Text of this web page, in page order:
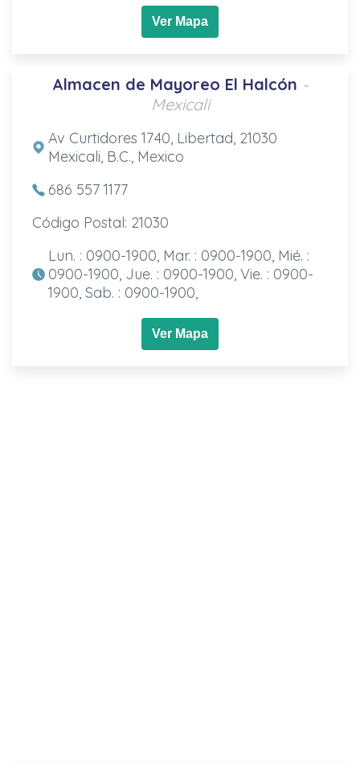
Ver Mapa
Almacen de Mayoreo El Halcón -
Mexicali
Av Curtidores 1740, Libertad, 21030
Mexicali, B.C., Mexico
686 557 1177
Código Postal: 21030
Lun. : 0900-1900, Mar. : 0900-1900, Mié. :
0900-1900, Jue. : 0900-1900, Vie. : 0900-
1900, Sab. : 0900-1900,
Ver Mapa